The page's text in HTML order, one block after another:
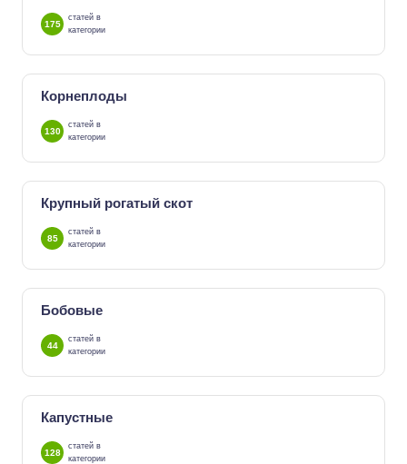
175
статей в
категории
Корнеплоды
130
статей в
категории
Крупный рогатый скот
85
статей в
категории
Бобовые
44
статей в
категории
Капустные
128
статей в
категории